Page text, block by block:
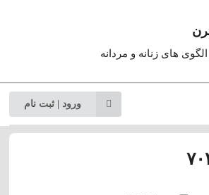
الگوی های زنانه و مردانه
ورود | ثبت نام